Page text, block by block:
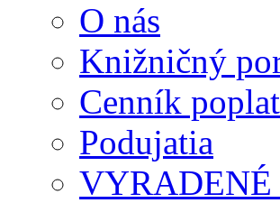
O nás
Knižničný
Cenník
Podujatia